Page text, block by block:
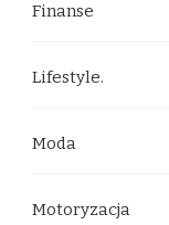
Finanse
Lifestyle.
Moda
Motoryzacja